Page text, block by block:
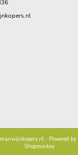
- Powered by
Shopmonkey